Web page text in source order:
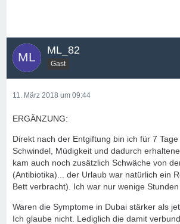
ML_82
Gast
11. März 2018 um 09:44
ERGÄNZUNG:
Direkt nach der Entgiftung bin ich für 7
Schwindel, Müdigkeit und dadurch
kam auch noch zusätzlich Schwäche von
(Antibiotika)... der Urlaub war natürlich ein
Bett verbracht). Ich war nur wenige Stunden
Waren die Symptome in Dubai stärker als
Ich glaube nicht. Lediglich die damit